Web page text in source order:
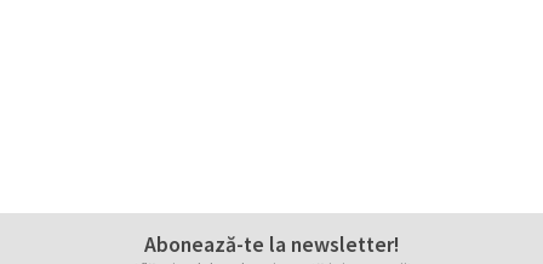
Abonează-te la newsletter!